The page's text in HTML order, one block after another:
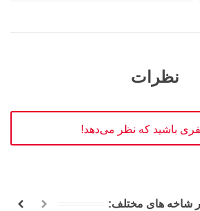
نظرات
نفری باشید که نظر می‌دهد!